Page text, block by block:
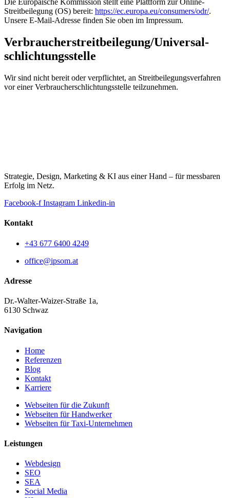
Die Europäische Kommission stellt eine Plattform zur Online-
Streitbeilegung (OS) bereit: https://ec.europa.eu/consumers/odr/.
Unsere E-Mail-Adresse finden Sie oben im Impressum.
Verbraucher­streit­beilegung/Universal­
schlichtungs­stelle
Wir sind nicht bereit oder verpflichtet, an Streitbeilegungsverfahren
vor einer Verbraucherschlichtungsstelle teilzunehmen.
Strategie, Design, Marketing & KI aus einer Hand – für messbaren
Erfolg im Netz.
Facebook-f Instagram Linkedin-in
Kontakt
+43 677 6400 4249
office@ipsom.at
Adresse
Dr.-Walter-Waizer-Straße 1a,
6130 Schwaz
Navigation
Home
Referenzen
Blog
Kontakt
Karriere
Webseiten für die Zukunft
Webseiten für Handwerker
Webseiten für Taxi-Unternehmen
Leistungen
Webdesign
SEO
SEA
Social Media